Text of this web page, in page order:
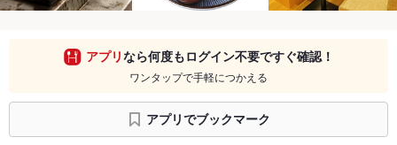
アプリなら何度もログイン不要ですぐ確認！
ワンタップで手軽につかえる
アプリでブックマーク